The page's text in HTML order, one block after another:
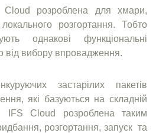
Cloud розроблена для хмари,
розгортання. Тобто
однакові функціональні
від вибору впровадження.
застарілих пакетів
які базуються на складній
IFS Cloud розроблена таким
розгортання, запуск та